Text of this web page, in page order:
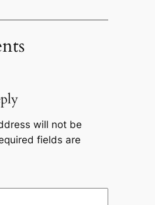
will not be
fields are